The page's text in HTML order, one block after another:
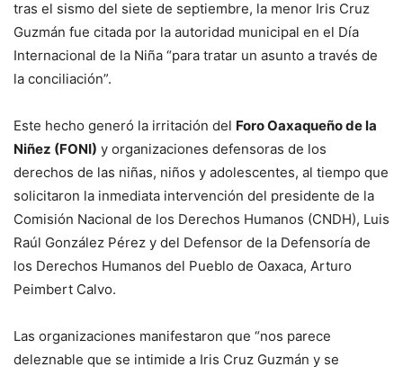
tras el sismo del siete de septiembre, la menor Iris Cruz
Guzmán fue citada por la autoridad municipal en el Día
Internacional de la Niña “para tratar un asunto a través de
la conciliación”.
Este hecho generó la irritación del Foro Oaxaqueño de la
Niñez (FONI) y organizaciones defensoras de los
derechos de las niñas, niños y adolescentes, al tiempo que
solicitaron la inmediata intervención del presidente de la
Comisión Nacional de los Derechos Humanos (CNDH), Luis
Raúl González Pérez y del Defensor de la Defensoría de
los Derechos Humanos del Pueblo de Oaxaca, Arturo
Peimbert Calvo.
Las organizaciones manifestaron que “nos parece
deleznable que se intimide a Iris Cruz Guzmán y se